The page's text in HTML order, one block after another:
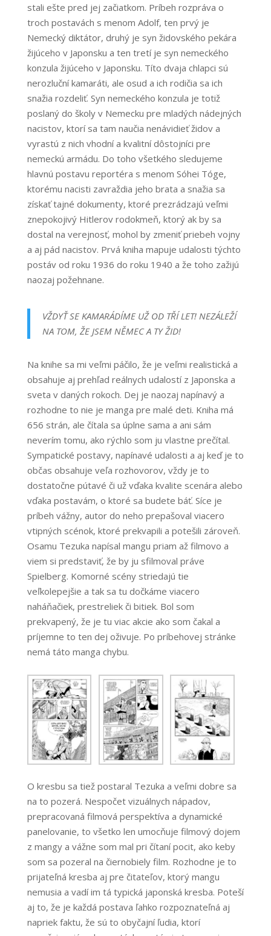
stali ešte pred jej začiatkom. Príbeh rozpráva o
troch postavách s menom Adolf, ten prvý je
Nemecký diktátor, druhý je syn židovského pekára
žijúceho v Japonsku a ten tretí je syn nemeckého
konzula žijúceho v Japonsku. Títo dvaja chlapci sú
nerozluční kamaráti, ale osud a ich rodičia sa ich
snažia rozdeliť. Syn nemeckého konzula je totiž
poslaný do školy v Nemecku pre mladých nádejných
nacistov, ktorí sa tam naučia nenávidieť židov a
vyrastú z nich vhodní a kvalitní dôstojníci pre
nemeckú armádu. Do toho všetkého sledujeme
hlavnú postavu reportéra s menom Sóhei Tóge,
ktorému nacisti zavraždia jeho brata a snažia sa
získať tajné dokumenty, ktoré prezrádzajú veľmi
znepokojivý Hitlerov rodokmeň, ktorý ak by sa
dostal na verejnosť, mohol by zmeniť priebeh vojny
a aj pád nacistov. Prvá kniha mapuje udalosti týchto
postáv od roku 1936 do roku 1940 a že toho zažijú
naozaj požehnane.
VŽDYŤ SE KAMARÁDÍME UŽ OD TŘÍ LET! NEZÁLEŽÍ
NA TOM, ŽE JSEM NĚMEC A TY ŽID!
Na knihe sa mi veľmi páčilo, že je veľmi realistická a
obsahuje aj prehľad reálnych udalostí z Japonska a
sveta v daných rokoch. Dej je naozaj napínavý a
rozhodne to nie je manga pre malé deti. Kniha má
656 strán, ale čítala sa úplne sama a ani sám
neverím tomu, ako rýchlo som ju vlastne prečítal.
Sympatické postavy, napínavé udalosti a aj keď je to
občas obsahuje veľa rozhovorov, vždy je to
dostatočne pútavé či už vďaka kvalite scenára alebo
vďaka postavám, o ktoré sa budete báť. Síce je
príbeh vážny, autor do neho prepašoval viacero
vtipných scénok, ktoré prekvapili a potešili zároveň.
Osamu Tezuka napísal mangu priam až filmovo a
viem si predstaviť, že by ju sfilmoval práve
Spielberg. Komorné scény striedajú tie
veľkolepejšie a tak sa tu dočkáme viacero
naháňačiek, prestreliek či bitiek. Bol som
prekvapený, že je tu viac akcie ako som čakal a
príjemne to ten dej oživuje. Po príbehovej stránke
nemá táto manga chybu.
O kresbu sa tiež postaral Tezuka a veľmi dobre sa
na to pozerá. Nespočet vizuálnych nápadov,
prepracovaná filmová perspektíva a dynamické
panelovanie, to všetko len umocňuje filmový dojem
z mangy a vážne som mal pri čítaní pocit, ako keby
som sa pozeral na čiernobiely film. Rozhodne je to
prijateľná kresba aj pre čitateľov, ktorý mangu
nemusia a vadí im tá typická japonská kresba. Poteší
aj to, že je každá postava ľahko rozpoznateľná aj
napriek faktu, že sú to obyčajní ľudia, ktorí